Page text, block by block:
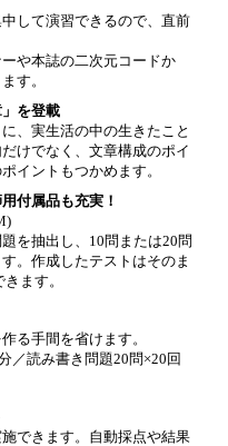
して演習できるので、直前
や本誌の二次元コードか
す。
を登載
、実生活の中の生きたこと
けでなく、文章構成のポイ
イントもつかめます。
付属品も充実！
を抽出し、10問または20問
。作成したテストはそのま
ます。
る手間を省けます。
／読み書き問題20問×20回
できます。自動採点や結果